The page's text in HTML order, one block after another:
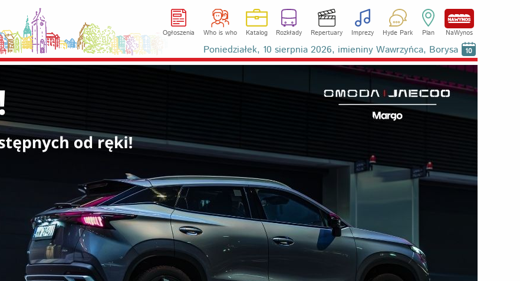
Ogłoszenia Who is who Katalog Rozkłady Repertuary Imprezy Hyde Park Plan NaWynos
Poniedziałek, 10 sierpnia 2026, imieniny Wawrzyńca, Borysa 10